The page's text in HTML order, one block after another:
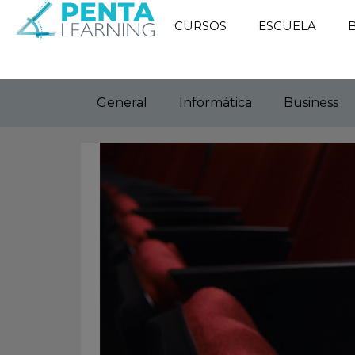
CURSOS ESCUELA
General Informática Business